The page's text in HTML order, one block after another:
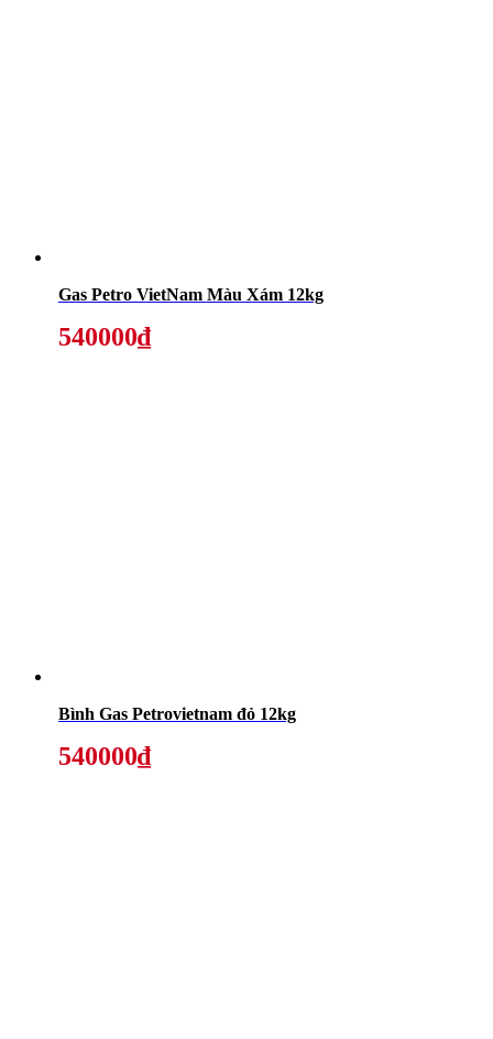
Gas Petro VietNam Màu Xám 12kg
540000₫
Bình Gas Petrovietnam đỏ 12kg
540000₫